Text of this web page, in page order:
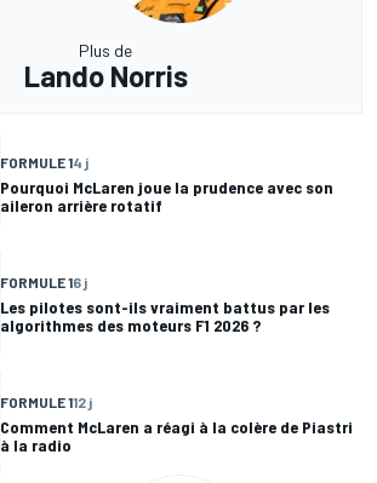
Plus de
Lando Norris
FORMULE 14 j
Pourquoi McLaren joue la prudence avec son
aileron arrière rotatif
FORMULE 16 j
Les pilotes sont-ils vraiment battus par les
algorithmes des moteurs F1 2026 ?
FORMULE 112 j
Comment McLaren a réagi à la colère de Piastri
à la radio